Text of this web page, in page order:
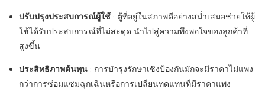
ปรับปรุงประสบการณ์ผู้ใช้ : ตู้ที่อยู่ในสภาพดีอย่างสม่ำเสมอช่วยให้ผู้
ใช้ได้รับประสบการณ์ที่ไม่สะดุด นำไปสู่ความพึงพอใจของลูกค้าที่
สูงขึ้น
ประสิทธิภาพต้นทุน : การบำรุงรักษาเชิงป้องกันมักจะมีราคาไม่แพง
กว่าการซ่อมแซมฉุกเฉินหรือการเปลี่ยนทดแทนที่มีราคาแพง